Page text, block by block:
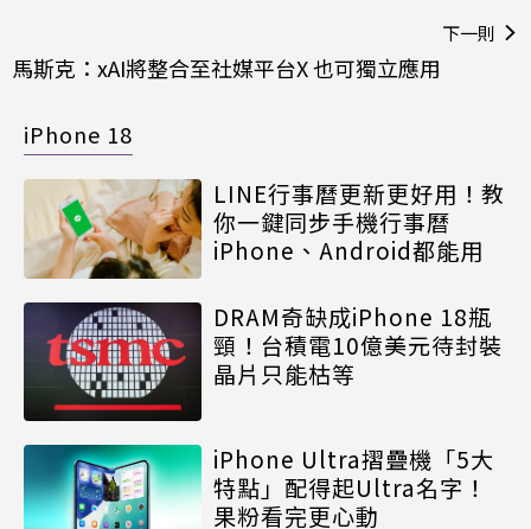
下一則
馬斯克：xAI將整合至社媒平台X 也可獨立應用
iPhone 18
LINE行事曆更新更好用！教
你一鍵同步手機行事曆
iPhone、Android都能用
DRAM奇缺成iPhone 18瓶
頸！台積電10億美元待封裝
晶片只能枯等
iPhone Ultra摺疊機「5大
特點」配得起Ultra名字！
果粉看完更心動